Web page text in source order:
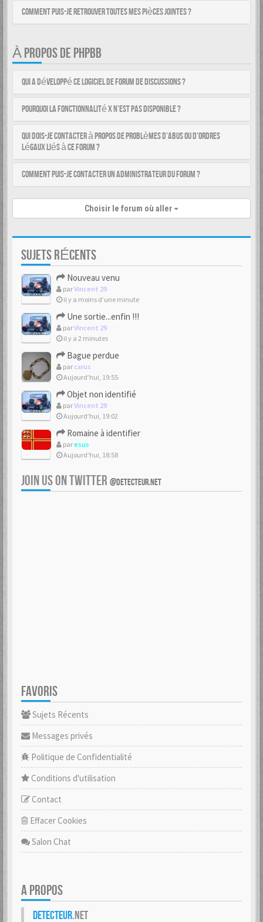
Comment puis-je retrouver toutes mes pièces jointes ?
À PROPOS DE PHPBB
Qui a développé ce logiciel de forum de discussions ?
Pourquoi la fonctionnalité X n’est pas disponible ?
Qui dois-je contacter à propos de problèmes d’abus ou d’ordres
légaux liés à ce forum ?
Comment puis-je contacter un administrateur du forum ?
Choisir le forum où aller
SUJETS RÉCENTS
Nouveau venu
parVincent 29
il y a moins d’une minute
Une sortie...enfin !!!
parVincent 29
il y a 2 minutes
Bague perdue
par carus
Aujourd’hui, 19:55
Objet non identifié
parVincent 29
Aujourd’hui, 19:02
Romaine à identifier
paresus
Aujourd’hui, 18:58
JOIN US ON TWITTER @DETECTEUR.NET
FAVORIS
Sujets Récents
Messages privés
Politique de Confidentialité
Conditions d'utilisation
Contact
Effacer Cookies
Salon Chat
A PROPOS
Detecteur.net